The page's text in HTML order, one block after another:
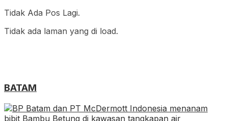
Tidak Ada Pos Lagi.
Tidak ada laman yang di load.
BATAM